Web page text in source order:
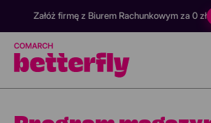
Załóż firmę z Biurem Rachunkowym za 0 zł